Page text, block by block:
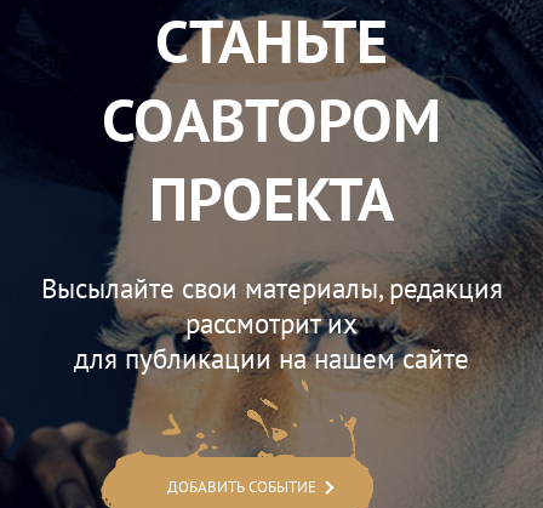
СТАНЬТЕ
СОАВТОРОМ
ПРОЕКТА
Высылайте свои материалы, редакция
рассмотрит их
для публикации на нашем сайте
ДОБАВИТЬ СОБЫТИЕ